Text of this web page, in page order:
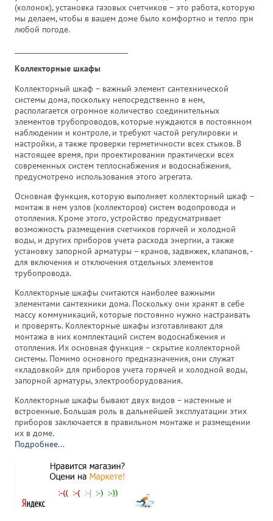
(колонок), установка газовых счетчиков – это работа, которую
мы делаем, чтобы в вашем доме было комфортно и тепло при
любой погоде.
Коллекторные шкафы
Коллекторный шкаф – важный элемент сантехнической
системы дома, поскольку непосредственно в нем,
располагается огромное количество соединительных
элементов трубопроводов, которые нуждаются в постоянном
наблюдении и контроле, и требуют частой регулировки и
настройки, а также проверки герметичности всех стыков. В
настоящее время, при проектировании практически всех
современных систем теплоснабжения и водоснабжения,
предусмотрено использования этого агрегата.
Основная функция, которую выполняет коллекторный шкаф –
монтаж в нем узлов (коллекторов) систем водопровода и
отопления. Кроме этого, устройство предусматривает
возможность размещения счетчиков горячей и холодной
воды, и других приборов учета расхода энергии, а также
установку запорной арматуры – кранов, задвижек, клапанов, -
для включения и отключения отдельных элементов
трубопровода.
Коллекторные шкафы считаются наиболее важными
элементами сантехники дома. Поскольку они хранят в себе
массу коммуникаций, которые постоянно нужно настраивать
и проверять. Коллекторные шкафы изготавливают для
монтажа в них комплектаций систем водоснабжения и
отопления. Их основная функция – скрытие коллекторной
системы. Помимо основного предназначения, они служат
«кладовкой» для приборов учета горячей и холодной воды,
запорной арматуры, электрооборудования.
Коллекторные шкафы бывают двух видов – настенные и
встроенные. Большая роль в дальнейшей эксплуатации этих
приборов заключается в правильном монтаже и размещении
их в доме.
Подробнее...